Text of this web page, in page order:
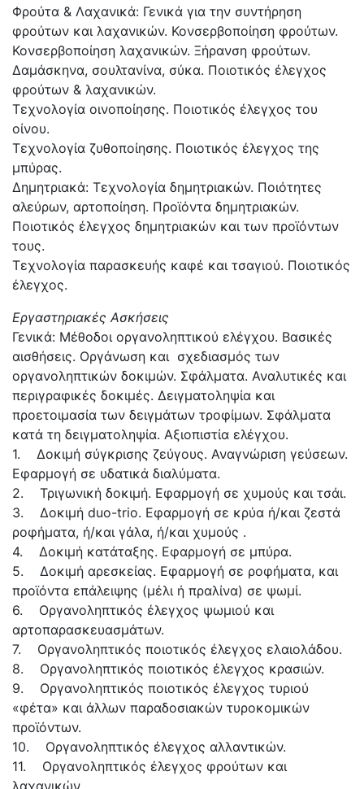
Φρούτα & Λαχανικά: Γενικά για την συντήρηση
φρούτων και λαχανικών. Κονσερβοποίηση φρούτων.
Κονσερβοποίηση λαχανικών. Ξήρανση φρούτων.
Δαμάσκηνα, σουλτανίνα, σύκα. Ποιοτικός έλεγχος
φρούτων & λαχανικών.
Τεχνολογία οινοποίησης. Ποιοτικός έλεγχος του
οίνου.
Τεχνολογία ζυθοποίησης. Ποιοτικός έλεγχος της
μπύρας.
Δημητριακά: Τεχνολογία δημητριακών. Ποιότητες
αλεύρων, αρτοποίηση. Προϊόντα δημητριακών.
Ποιοτικός έλεγχος δημητριακών και των προϊόντων
τους.
Τεχνολογία παρασκευής καφέ και τσαγιού. Ποιοτικός
έλεγχος.
Εργαστηριακές Ασκήσεις
Γενικά: Μέθοδοι οργανοληπτικού ελέγχου. Βασικές
αισθήσεις. Οργάνωση και σχεδιασμός των
οργανοληπτικών δοκιμών. Σφάλματα. Αναλυτικές και
περιγραφικές δοκιμές. Δειγματοληψία και
προετοιμασία των δειγμάτων τροφίμων. Σφάλματα
κατά τη δειγματοληψία. Αξιοπιστία ελέγχου.
1. Δοκιμή σύγκρισης ζεύγους. Αναγνώριση γεύσεων.
Εφαρμογή σε υδατικά διαλύματα.
2. Τριγωνική δοκιμή. Εφαρμογή σε χυμούς και τσάι.
3. Δοκιμή duo-trio. Εφαρμογή σε κρύα ή/και ζεστά
ροφήματα, ή/και γάλα, ή/και χυμούς .
4. Δοκιμή κατάταξης. Εφαρμογή σε μπύρα.
5. Δοκιμή αρεσκείας. Εφαρμογή σε ροφήματα, και
προϊόντα επάλειψης (μέλι ή πραλίνα) σε ψωμί.
6. Οργανοληπτικός έλεγχος ψωμιού και
αρτοπαρασκευασμάτων.
7. Οργανοληπτικός ποιοτικός έλεγχος ελαιολάδου.
8. Οργανοληπτικός ποιοτικός έλεγχος κρασιών.
9. Οργανοληπτικός ποιοτικός έλεγχος τυριού
«φέτα» και άλλων παραδοσιακών τυροκομικών
προϊόντων.
10. Οργανοληπτικός έλεγχος αλλαντικών.
11. Οργανοληπτικός έλεγχος φρούτων και
λαχανικών